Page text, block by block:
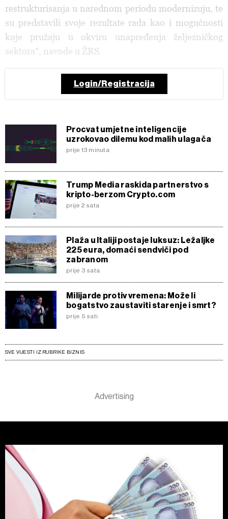
restrukturisanja u narednom periodu modernizuju, te
su predstavili svoje rezultate rada kao i mogućnosti
koje pružaju u okviru unapređenja željezničkog
sektora", navode u ŽRS.
Login/Registracija
Procvat umjetne inteligencije
uzrokovao dilemu kod malih ulagača
prije 13 minuta
Trump Media raskida partnerstvo s
kripto-berzom Crypto.com
prije 2 sata
Plaža u Italiji postaje luksuz: Ležaljke
225 eura, domaći sendviči pod
zabranom
prije 3 sata
Milijarde protiv vremena: Može li
bogatstvo zaustaviti starenje i smrt?
prije 5 sati
SVE VIJESTI IZ RUBRIKE BIZNIS